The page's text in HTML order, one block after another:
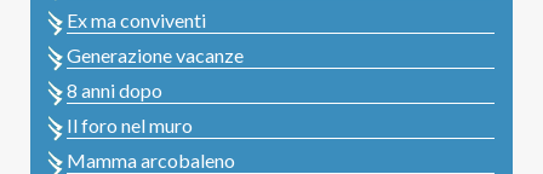
Ex ma conviventi
Generazione vacanze
8 anni dopo
Il foro nel muro
Mamma arcobaleno